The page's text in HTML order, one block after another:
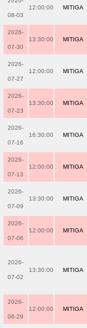
08-03
12:00:00 MITIGA
2026-
07-30
13:30:00 MITIGA
2026-
07-27
12:00:00 MITIGA
2026-
07-23
13:30:00 MITIGA
2026-
07-16
16:30:00 MITIGA
2026-
07-13
12:00:00 MITIGA
2026-
07-09
13:30:00 MITIGA
2026-
07-06
12:00:00 MITIGA
2026-
07-02
13:30:00 MITIGA
2026-
06-29
12:00:00 MITIGA